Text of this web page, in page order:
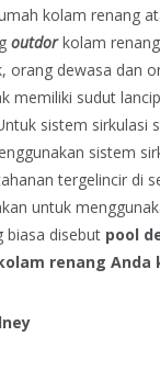
kolam renang
outdorkolam
orang dewasa dan
memiliki sudut
sistem sirkulasi
sistem
tergelincir di
untuk
biasa disebut pool
renang Anda